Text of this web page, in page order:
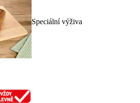
Speciální výživa